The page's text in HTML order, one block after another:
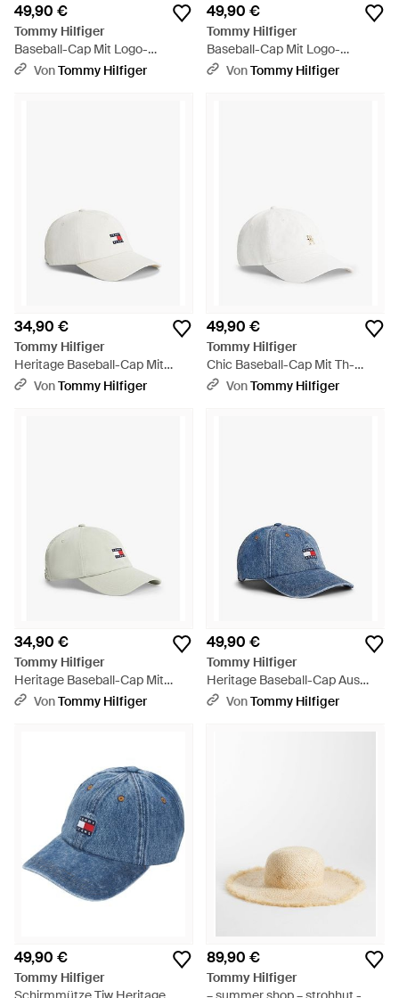
49,90 €
Tommy Hilfiger
Baseball-Cap Mit Logo-
Stickerei - Pink
VonTommy Hilfiger
49,90 €
Tommy Hilfiger
Baseball-Cap Mit Logo-
Stickerei - Blau
VonTommy Hilfiger
34,90 €
Tommy Hilfiger
Heritage Baseball-Cap Mit
Logo - Weiß
VonTommy Hilfiger
49,90 €
Tommy Hilfiger
Chic Baseball-Cap Mit Th-
Monogramm - Weiß
VonTommy Hilfiger
34,90 €
Tommy Hilfiger
Heritage Baseball-Cap Mit
Logo - Weiß
VonTommy Hilfiger
49,90 €
Tommy Hilfiger
Heritage Baseball-Cap Aus
Denim Mit Logo - Blau
VonTommy Hilfiger
49,90 €
Tommy Hilfiger
89,90 €
Tommy Hilfiger